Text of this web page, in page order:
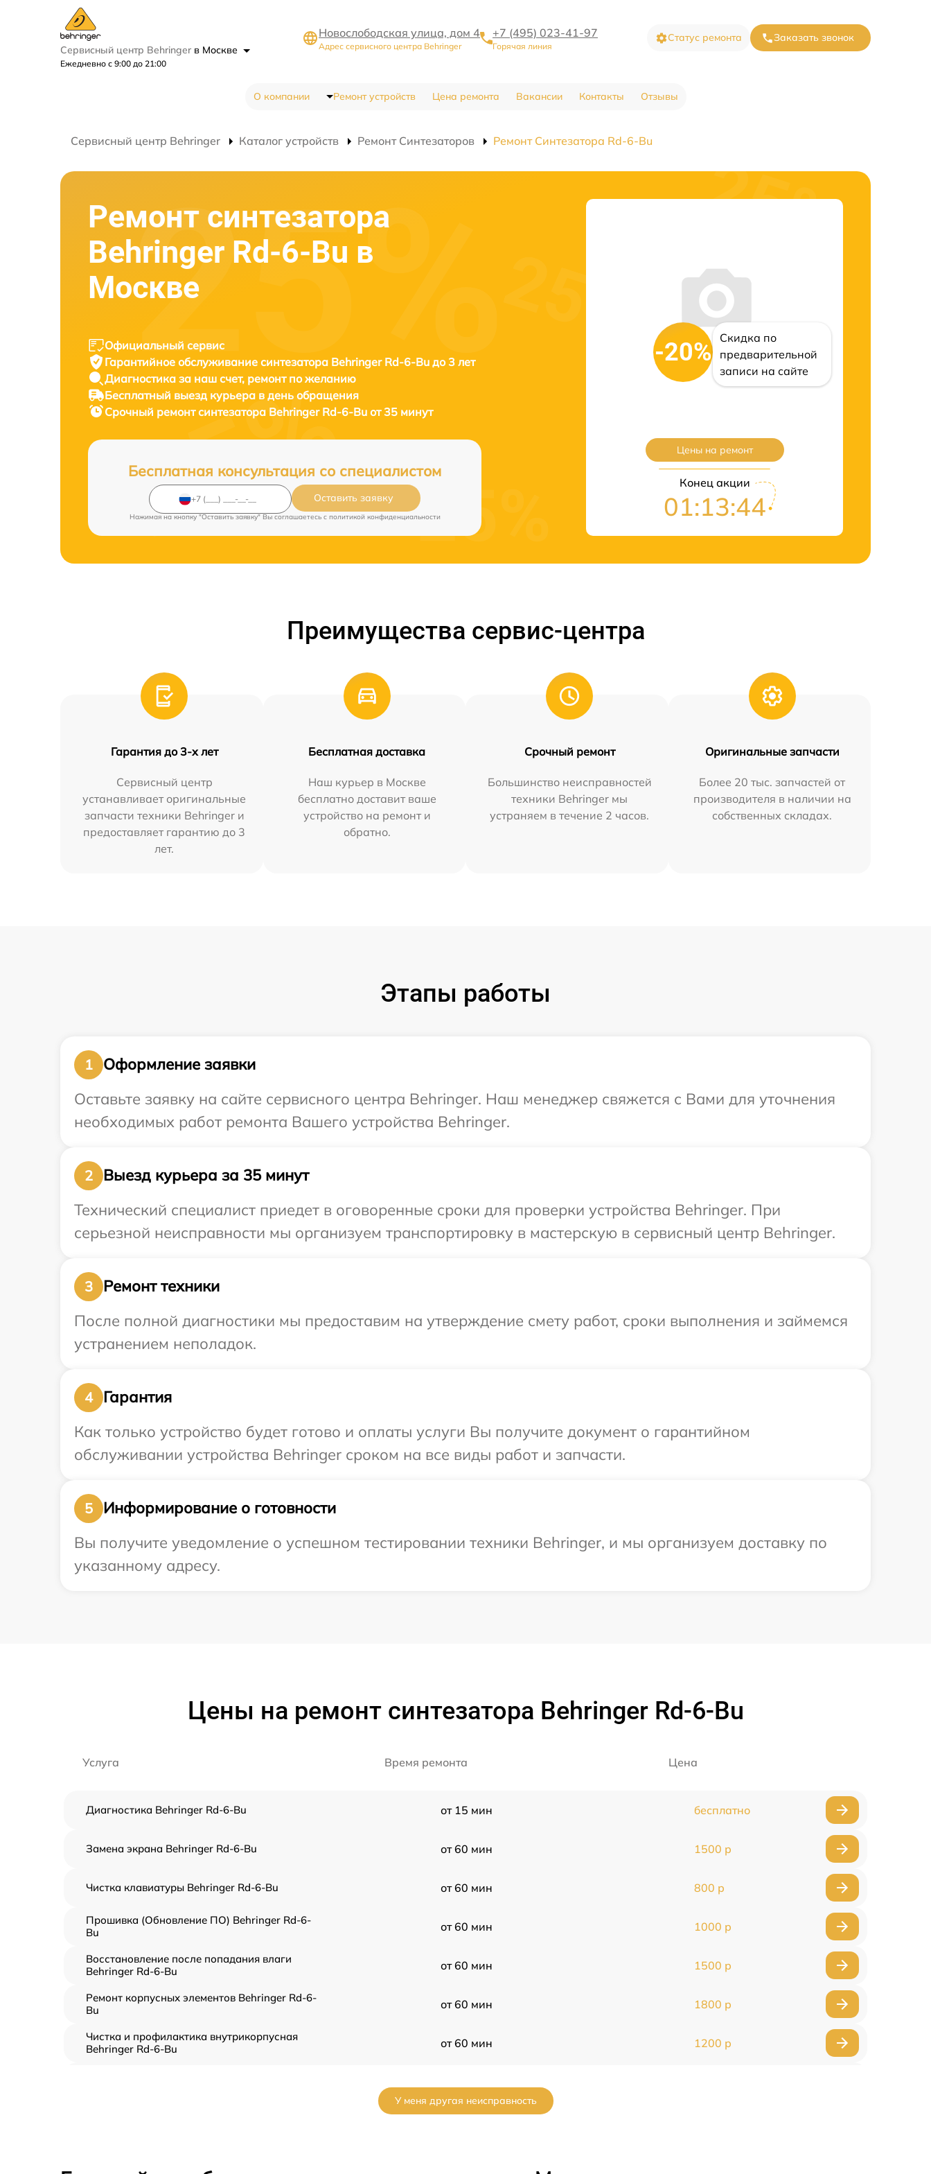
Сервисный центр Behringer в Москве
Ежедневно с 9:00 до 21:00
Новослободская улица, дом 4
Адрес сервисного центра Behringer
+7 (495) 023-41-97
Горячая линия
Статус ремонта Заказать звонок
О компании Ремонт устройств Цена ремонта Вакансии Контакты Отзывы
Сервисный центр Behringer Каталог устройств Ремонт Синтезаторов Ремонт Синтезатора Rd-6-Bu
Ремонт синтезатора
Behringer Rd-6-Bu в
Москве
Официальный сервис
Гарантийное обслуживание синтезатора Behringer Rd-6-Bu до 3 лет
Диагностика за наш счет, ремонт по желанию
Бесплатный выезд курьера в день обращения
Срочный ремонтсинтезатора Behringer Rd-6-Bu от 35 минут
Бесплатная консультация со специалистом
Оставить заявку
Нажимая на кнопку "Оставить заявку" Вы соглашаетесь c политикой конфиденциальности
-20%
Скидка по
предварительной
записи на сайте
Цены на ремонт
Конец акции
01:13:43
Преимущества сервис-центра
Гарантия до 3-х лет
Сервисный центр
устанавливает оригинальные
запчасти техники Behringer и
предоставляет гарантию до 3
лет.
Бесплатная доставка
Наш курьер в Москве
бесплатно доставит ваше
устройство на ремонт и
обратно.
Срочный ремонт
Большинство неисправностей
техники Behringer мы
устраняем в течение 2 часов.
Оригинальные запчасти
Более 20 тыс. запчастей от
производителя в наличии на
собственных складах.
Этапы работы
1
Оформление заявки
Оставьте заявку на сайте сервисного центра Behringer. Наш менеджер свяжется с Вами для уточнения
необходимых работ ремонта Вашего устройства Behringer.
2
Выезд курьера за 35 минут
Технический специалист приедет в оговоренные сроки для проверки устройства Behringer. При
серьезной неисправности мы организуем транспортировку в мастерскую в сервисный центр Behringer.
3
Ремонт техники
После полной диагностики мы предоставим на утверждение смету работ, сроки выполнения и займемся
устранением неполадок.
4
Гарантия
Как только устройство будет готово и оплаты услуги Вы получите документ о гарантийном
обслуживании устройства Behringer сроком на все виды работ и запчасти.
5
Информирование о готовности
Вы получите уведомление о успешном тестировании техники Behringer, и мы организуем доставку по
указанному адресу.
Цены на ремонт синтезатора Behringer Rd-6-Bu
Услуга Время ремонта Цена
Диагностика Behringer Rd-6-Bu от 15 мин бесплатно
Замена экрана Behringer Rd-6-Bu от 60 мин 1500 р
Чистка клавиатуры Behringer Rd-6-Bu от 60 мин 800 р
Прошивка (Обновление ПО) Behringer Rd-6-
Bu
от 60 мин 1000 р
Восстановление после попадания влаги
Behringer Rd-6-Bu
от 60 мин 1500 р
Ремонт корпусных элементов Behringer Rd-6-
Bu
от 60 мин 1800 р
Чистка и профилактика внутрикорпусная
Behringer Rd-6-Bu
от 60 мин 1200 р
У меня другая неисправность